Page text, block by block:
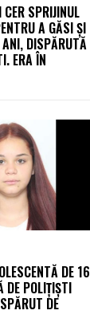
CER SPRIJINUL
A GĂSI ȘI
DISPĂRUTĂ
ERA ÎN
DE 16
DE POLIȚIȘTI
DE